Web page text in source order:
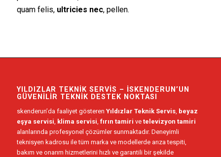
quam felis, ultricies nec, pellen.
YILDIZLAR TEKNIK SERVIS – İSKENDERUN’UN
GÜVENILIR TEKNIK DESTEK NOKTASI
skenderun’da faaliyet gösteren Yıldızlar Teknik Servis, beyaz
eşya servisi, klima servisi, fırın tamiri ve televizyon tamiri
alanlarında profesyonel çözümler sunmaktadır. Deneyimli
teknisyen kadrosu ile tüm marka ve modellerde arıza tespiti,
bakım ve onarım hizmetlerini hızlı ve garantili bir şekilde